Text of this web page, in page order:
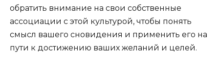
обратить внимание на свои собственные
ассоциации с этой культурой, чтобы понять
смысл вашего сновидения и применить его на
пути к достижению ваших желаний и целей.